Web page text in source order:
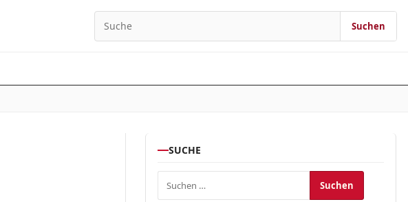
Search for: Suchen
SUCHE
Suchen nach: